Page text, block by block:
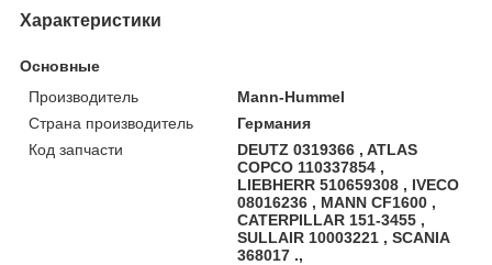
Характеристики
Основные
Производитель
Mann-Hummel
Страна производитель
Германия
Код запчасти
DEUTZ 0319366 , ATLAS
COPCO 110337854 ,
LIEBHERR 510659308 , IVECO
08016236 , MANN CF1600 ,
CATERPILLAR 151-3455 ,
SULLAIR 10003221 , SCANIA
368017 .,